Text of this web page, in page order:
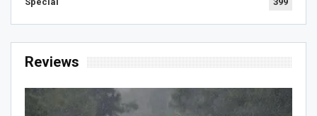
Reviews